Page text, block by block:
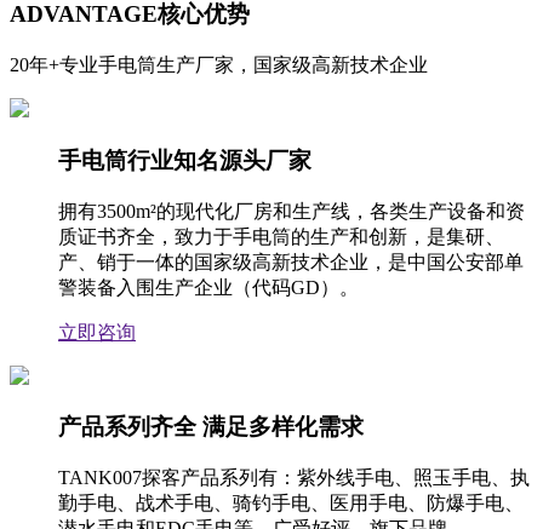
ADVANTAGE核心优势
20年+专业手电筒生产厂家，国家级高新技术企业
手电筒行业知名源头厂家
拥有3500m²的现代化厂房和生产线，各类生产设备和资
质证书齐全，致力于手电筒的生产和创新，是集研、
产、销于一体的国家级高新技术企业，是中国公安部单
警装备入围生产企业（代码GD）。
立即咨询
产品系列齐全 满足多样化需求
TANK007探客产品系列有：紫外线手电、照玉手电、执
勤手电、战术手电、骑钓手电、医用手电、防爆手电、